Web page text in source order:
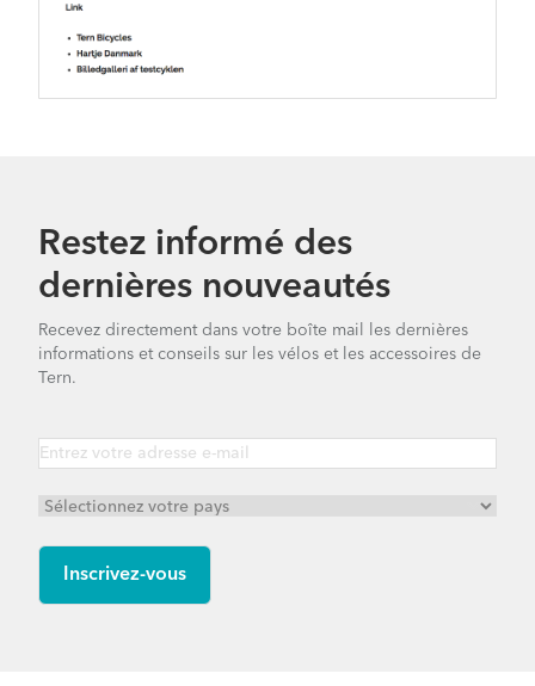
Restez informé des
dernières nouveautés
Recevez directement dans votre boîte mail les dernières
informations et conseils sur les vélos et les accessoires de
Tern.